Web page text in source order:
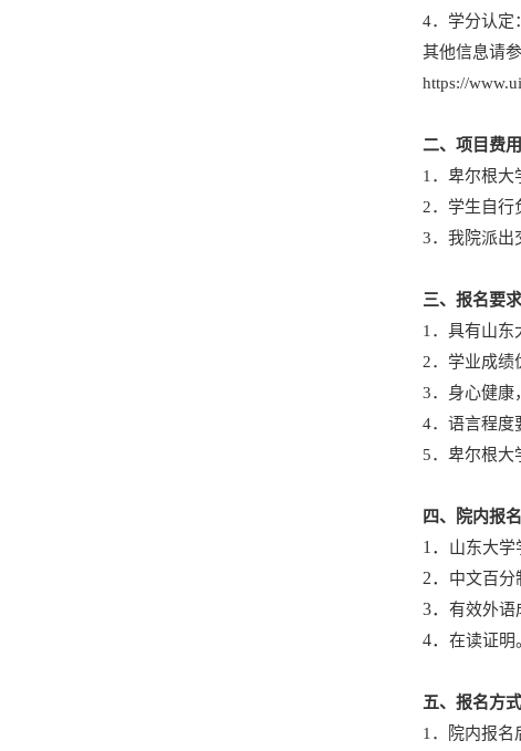
4．学分认定
其他信息请参
https://
二、项目费用
1．卑尔根大
2．学生自行
3．我院派出
三、报名要求
1．具有山东
2．学业成绩
3．身心健康
4．语言程度
5．卑尔根大
四、院内报
1． 山东大学
2． 中文百分
3． 有效外语
4． 在读证明
五、报名方式
1．院内报名